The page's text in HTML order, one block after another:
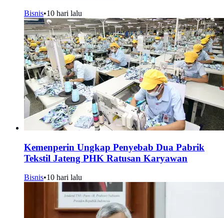
Bisnis•10 hari lalu
Kemenperin Ungkap Penyebab Dua Pabrik
Tekstil Jateng PHK Ratusan Karyawan
Bisnis•10 hari lalu